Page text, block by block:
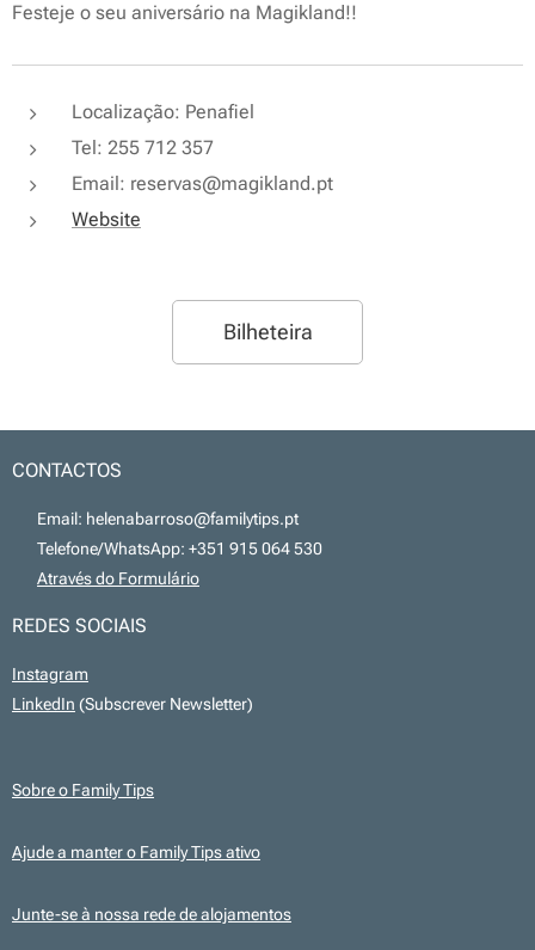
Festeje o seu aniversário na Magikland!!
Localização: Penafiel
Tel: 255 712 357
Email: reservas@magikland.pt
Website
Bilheteira
CONTACTOS
📧 Email: helenabarroso@familytips.pt
📞 Telefone/WhatsApp: +351 915 064 530
Através do Formulário
REDES SOCIAIS
Instagram
LinkedIn (Subscrever Newsletter)
Sobre o Family Tips
Ajude a manter o Family Tips ativo
Junte-se à nossa rede de alojamentos